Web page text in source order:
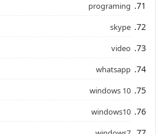
programing
skype
video
whatsapp
windows 10
windows10